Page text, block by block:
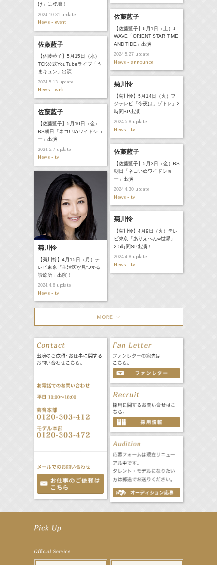
け」に登壇！
2024.10.31update
News - event
佐藤藍子
【佐藤藍子】6月1日（土）J-
WAVE「ORIENT STAR TIME
AND TIDE」出演
2024.5.27update
News - announce
佐藤藍子
【佐藤藍子】5月15日（水）
TCK公式YouTubeライブ「う
まキュン」出演
2024.5.13update
News - web
菊川怜
【菊川怜】5月14日（火）フ
ジテレビ「今夜はナゾトレ」2
時間SP出演
2024.5.8update
News - tv
佐藤藍子
【佐藤藍子】5月10日（金）
BS朝日「ネコいぬワイドショ
ー」出演
2024.5.7update
News - tv
佐藤藍子
【佐藤藍子】5月3日（金）BS
朝日「ネコいぬワイドショ
ー」出演
2024.4.30update
News - tv
菊川怜
【菊川怜】4月15日（月）テ
レビ東京「主治医が見つかる
診療所」出演！
2024.4.8update
News - tv
菊川怜
【菊川怜】4月9日（火）テレ
ビ東京「ありえへん∞世界」
2.5時間SP出演！
2024.4.8update
News - tv
【前川泰之】舞台「グレンギャリー・グレンロス」公演詳細解禁！
【elfin’】7thシングル『全世界』がFM-UUでO.A.決定♪
【elfin’】8月16日（日）「全世界」発売記念イベント決定！